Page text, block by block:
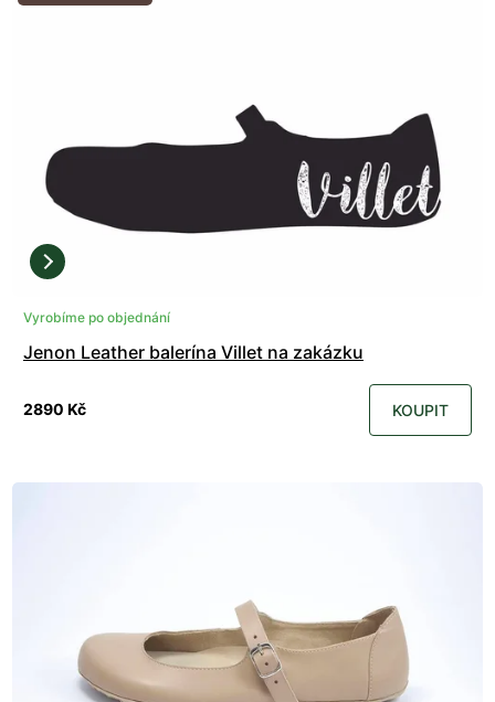
Vyrobíme po objednání
Jenon Leather balerína Villet na zakázku
2890 Kč KOUPIT